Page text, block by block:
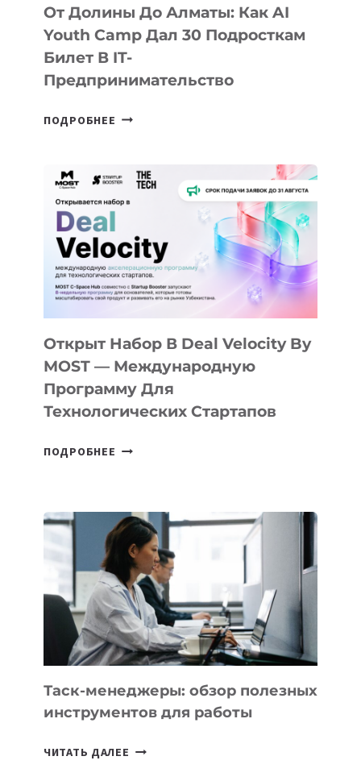
От Долины До Алматы: Как AI
Youth Camp Дал 30 Подросткам
Билет В IT-
Предпринимательство
ПОДРОБНЕЕ ОТ
АЛМАТЫ:
КАК
AI
YOUTH
CAMP
ДАЛ
30
ПОДРОСТКАМ
БИЛЕТ
В
ПРЕДПРИНИМАТЕЛЬСТВО
Открыт Набор В Deal Velocity By
MOST — Международную
Программу Для
Технологических Стартапов
ПОДРОБНЕЕ ОТКРЫТ
VELOCITY
BY
MOST
—
МЕЖДУНАРОДНУЮ
ПРОГРАММУ
ДЛЯ
ТЕХНОЛОГИЧЕСКИХ
СТАРТАПОВ
Таск-менеджеры: обзор полезных
инструментов для работы
ЧИТАТЬ ДАЛЕЕ ТАСК-